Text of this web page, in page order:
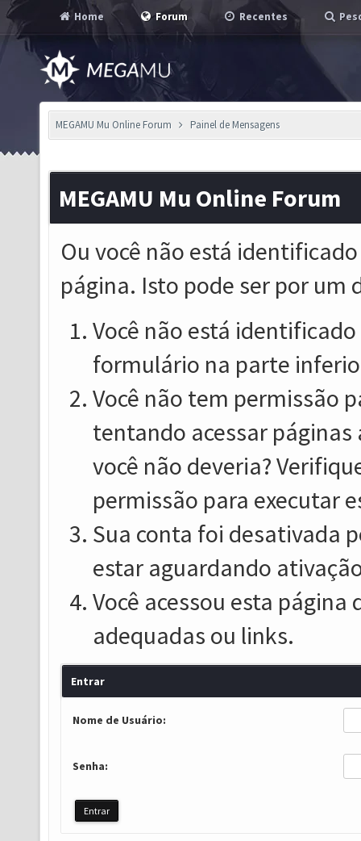
Home Forum Recentes
MEGAMU Mu Online Forum Painel de Mensagens
MEGAMU Mu Online Forum
Ou você não está
página. Isto pode ser por um
Você não está
formulário na parte
Você não tem permissão
tentando acessar
você não deveria?
permissão para executar
Sua conta foi desativada
estar aguardando
Você acessou esta
adequadas ou links.
Entrar
Nome de Usuário:
Senha: